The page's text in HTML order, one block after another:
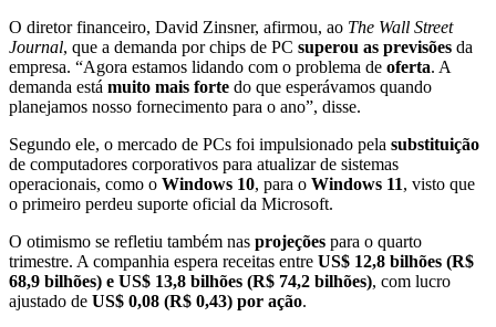
O diretor financeiro, David Zinsner, afirmou, ao The Wall Street
Journal, que a demanda por chips de PC superou as previsões da
empresa. “Agora estamos lidando com o problema de oferta. A
demanda está muito mais forte do que esperávamos quando
planejamos nosso fornecimento para o ano”, disse.
Segundo ele, o mercado de PCs foi impulsionado pela substituição
de computadores corporativos para atualizar de sistemas
operacionais, como o Windows 10, para o Windows 11, visto que
o primeiro perdeu suporte oficial da Microsoft.
O otimismo se refletiu também nas projeções para o quarto
trimestre. A companhia espera receitas entre US$ 12,8 bilhões (R$
68,9 bilhões) e US$ 13,8 bilhões (R$ 74,2 bilhões), com lucro
ajustado de US$ 0,08 (R$ 0,43) por ação.